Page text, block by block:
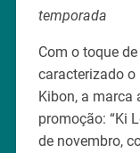
temporada
Com o toque
caracterizado o
Kibon, a marca
promoção: “Ki
de novembro,